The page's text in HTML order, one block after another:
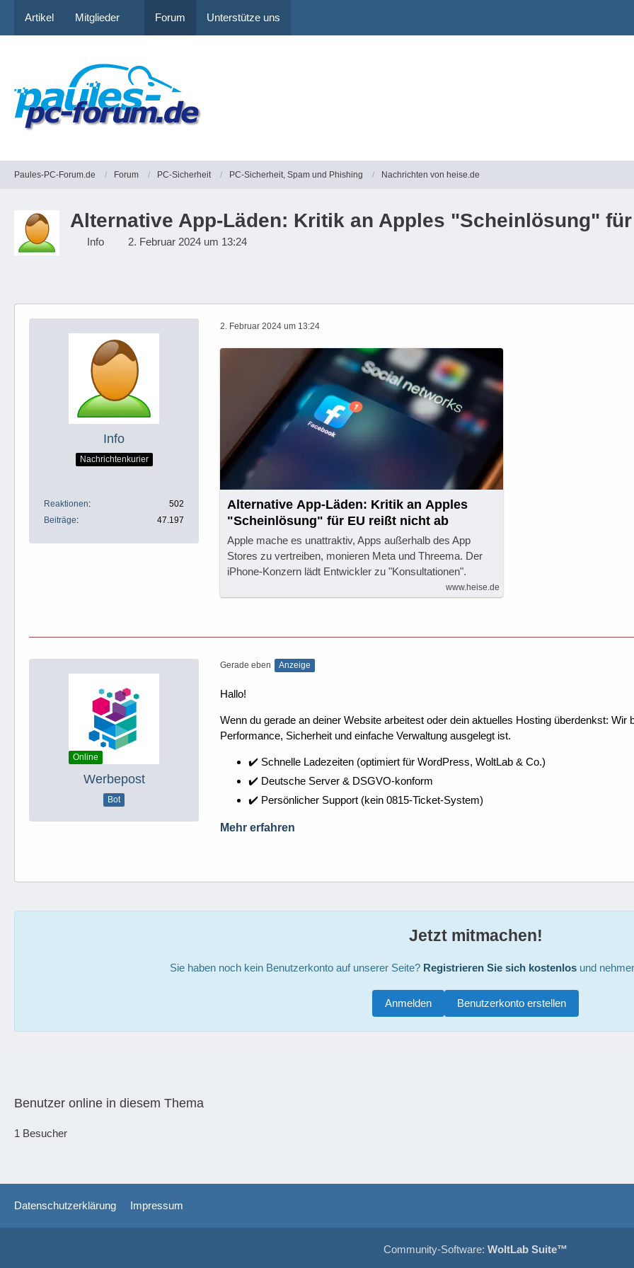
Artikel Mitglieder Forum Unterstütze uns
Paules-PC-Forum.de Forum PC-Sicherheit PC-Sicherheit, Spam und Phishing Nachrichten von heise.de
Alternative App-Läden: Kritik an Apples "Scheinlösung"
Info 2. Februar 2024 um 13:24
Info
Nachrichtenkurier
Reaktionen
502
Beiträge
47.197
2. Februar 2024 um 13:24
Alternative App-Läden: Kritik an Apples
"Scheinlösung" für EU reißt nicht ab
Apple mache es unattraktiv, Apps außerhalb des App
Stores zu vertreiben, monieren Meta und Threema. Der
iPhone-Konzern lädt Entwickler zu "Konsultationen".
www.heise.de
Online
Werbepost
Bot
Gerade eben Anzeige
Hallo!
Wenn du gerade an deiner Website arbeitest oder dein aktuelles Hosting überdenkst:
Performance, Sicherheit und einfache Verwaltung ausgelegt ist.
✔️ Schnelle Ladezeiten (optimiert für WordPress, WoltLab & Co.)
✔️ Deutsche Server & DSGVO-konform
✔️ Persönlicher Support (kein 0815-Ticket-System)
Mehr erfahren
Jetzt mitmachen!
Sie haben noch kein Benutzerkonto auf unserer Seite? Registrieren Sie sich kostenlosund
Benutzerkonto erstellen
Anmelden
Benutzer online in diesem Thema
1 Besucher
Datenschutzerklärung Impressum
Community-Software: WoltLab Suite™